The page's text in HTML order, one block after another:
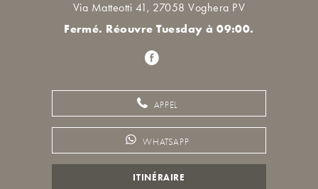
Via Matteotti 41, 27058 Voghera PV
Fermé. Réouvre Tuesday à 09:00.
APPEL
WHATSAPP
ITINÉRAIRE